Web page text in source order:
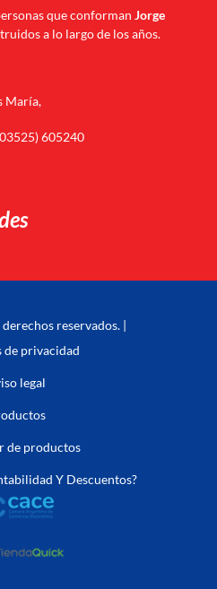
que conforman Jorge
a lo largo de los años.
María,
605240
reservados. |
de privacidad
legal
de productos
Y Descuentos?